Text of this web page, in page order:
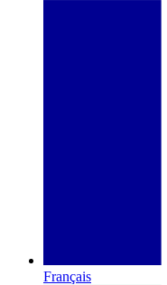
Français